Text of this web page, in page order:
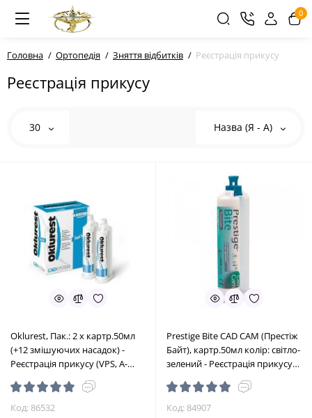
0
Головна Ортопедія Зняття відбитків Реєстрація прикусу
Реєстрація прикусу
30 Назва (Я - А)
Oklurest, Пак.: 2 х картр.50мл
(+12 змішуючих насадок) -
Реєстрація прикусу (VPS, A-
силікон) (Lascod/Ласкод)
Код: 86532
Prestige Bite CAD CAM (Престіж
Байт), картр.50мл колір: світло-
зелений - Реєстрація прикусу
(VPS, A-силікон), CAD-CAM
(Vannini/Ванніні)
Код: 84907